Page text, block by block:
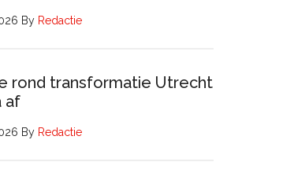
By Redactie
rond transformatie Utrecht
af
By Redactie